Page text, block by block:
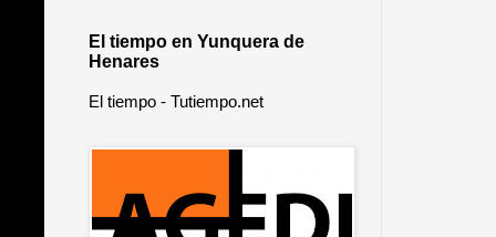
El tiempo en Yunquera de
Henares
El tiempo - Tutiempo.net